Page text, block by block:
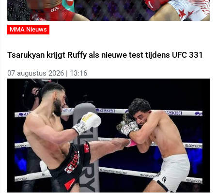
MMA Nieuws
Tsarukyan krijgt Ruffy als nieuwe test tijdens UFC 331
07 augustus 2026 | 13:16